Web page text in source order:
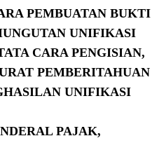
PEMBUATAN BUKTI
UNIFIKASI
CARA PENGISIAN,
PEMBERITAHUAN
UNIFIKASI
PAJAK,